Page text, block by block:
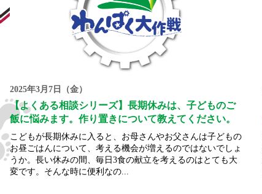
2025年3月7日（金）
【よくある相談シリーズ】長期休みは、子どものご
飯に悩みます。作り置きについて教えてください。
こどもが長期休みに入ると、お母さんやお父さんは子どもの
お昼ごはんについて、考える機会が増えるのではないでしょ
うか。長い休みの間、毎日3食の献立を考えるのはとても大
変です。そんな時に便利なの...